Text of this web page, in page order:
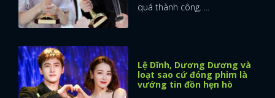
quá thành công. ...
Lệ Dĩnh, Dương Dương và
loạt sao cứ đóng phim là
vướng tin đồn hẹn hò